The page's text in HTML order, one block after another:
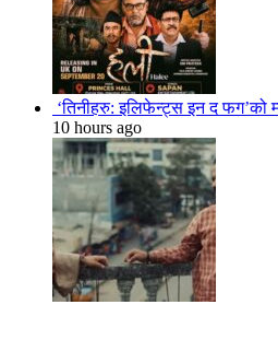
‘तिनीहरु: इलिफेन्ट्स इन द फग’को
10 hours ago